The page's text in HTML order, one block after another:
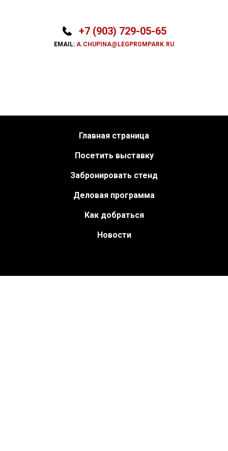
+7 (903) 729-05-65
EMAIL: A.CHUPINA@LEGPROMPARK.RU
Главная страница
Посетить выставку
Забронировать стенд
Деловая программа
Как добраться
Новости